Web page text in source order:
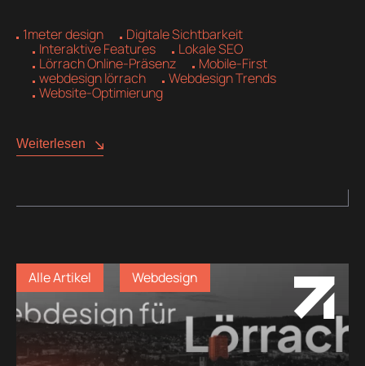
1meter design
Digitale Sichtbarkeit
Interaktive Features
Lokale SEO
Lörrach Online-Präsenz
Mobile-First
webdesign lörrach
Webdesign Trends
Website-Optimierung
Weiterlesen
Alle Artikel Webdesign